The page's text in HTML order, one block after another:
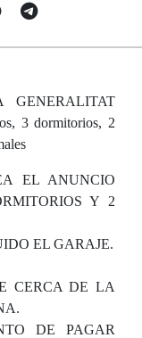
3 dormitorios, 2
EL ANUNCIO
Y 2
EL GARAJE.
CERCA DE LA
DE PAGAR